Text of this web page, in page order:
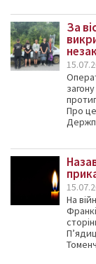
За
Про це
На